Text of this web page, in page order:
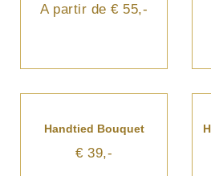
A partir de € 55,-
Handtied Bouquet
€ 39,-